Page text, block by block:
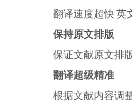
翻译速度超快 英
保持原文排版
保证文献原文排
翻译超级精准
根据文献内容调